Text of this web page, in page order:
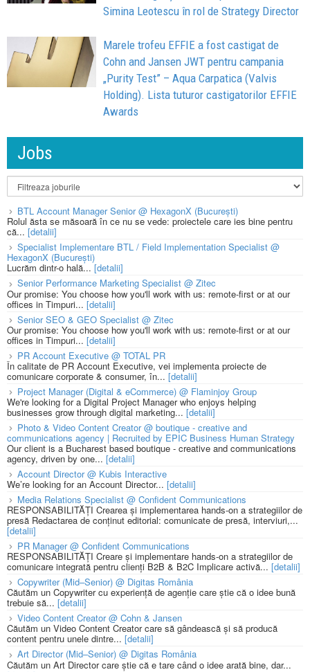
Simina Leotescu în rol de Strategy Director
Marele trofeu EFFIE a fost castigat de
Cohn and Jansen JWT pentru campania
„Purity Test” – Aqua Carpatica (Valvis
Holding). Lista tuturor castigatorilor EFFIE
Awards
Jobs
BTL Account Manager Senior @ HexagonX (București)
Rolul ăsta se măsoară în ce nu se vede: proiectele care ies bine pentru
că... [detalii]
Specialist Implementare BTL / Field Implementation Specialist @
HexagonX (București)
Lucrăm dintr-o hală... [detalii]
Senior Performance Marketing Specialist @ Zitec
Our promise: You choose how you'll work with us: remote-first or at our
offices in Timpuri... [detalii]
Senior SEO & GEO Specialist @ Zitec
Our promise: You choose how you'll work with us: remote-first or at our
offices in Timpuri... [detalii]
PR Account Executive @ TOTAL PR
În calitate de PR Account Executive, vei implementa proiecte de
comunicare corporate & consumer, în... [detalii]
Project Manager (Digital & eCommerce) @ Flaminjoy Group
We're looking for a Digital Project Manager who enjoys helping
businesses grow through digital marketing... [detalii]
Photo & Video Content Creator @ boutique - creative and
communications agency | Recruited by EPIC Business Human Strategy
Our client is a Bucharest based boutique - creative and communications
agency, driven by one... [detalii]
Account Director @ Kubis Interactive
We’re looking for an Account Director... [detalii]
Media Relations Specialist @ Confident Communications
RESPONSABILITĂȚI Crearea și implementarea hands-on a strategiilor de
presă Redactarea de conținut editorial: comunicate de presă, interviuri,...
[detalii]
PR Manager @ Confident Communications
RESPONSABILITĂȚI Creare și implementare hands-on a strategiilor de
comunicare integrată pentru clienți B2B & B2C Implicare activă... [detalii]
Copywriter (Mid–Senior) @ Digitas România
Căutăm un Copywriter cu experiență de agenție care știe că o idee bună
trebuie să... [detalii]
Video Content Creator @ Cohn & Jansen
Căutăm un Video Content Creator care să gândească și să producă
content pentru unele dintre... [detalii]
Art Director (Mid–Senior) @ Digitas România
Căutăm un Art Director care știe că e tare când o idee arată bine, dar...